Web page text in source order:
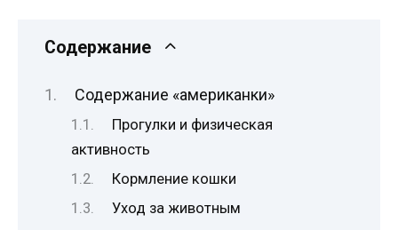
Содержание
Содержание «американки»
Прогулки и физическая
активность
Кормление кошки
Уход за животным